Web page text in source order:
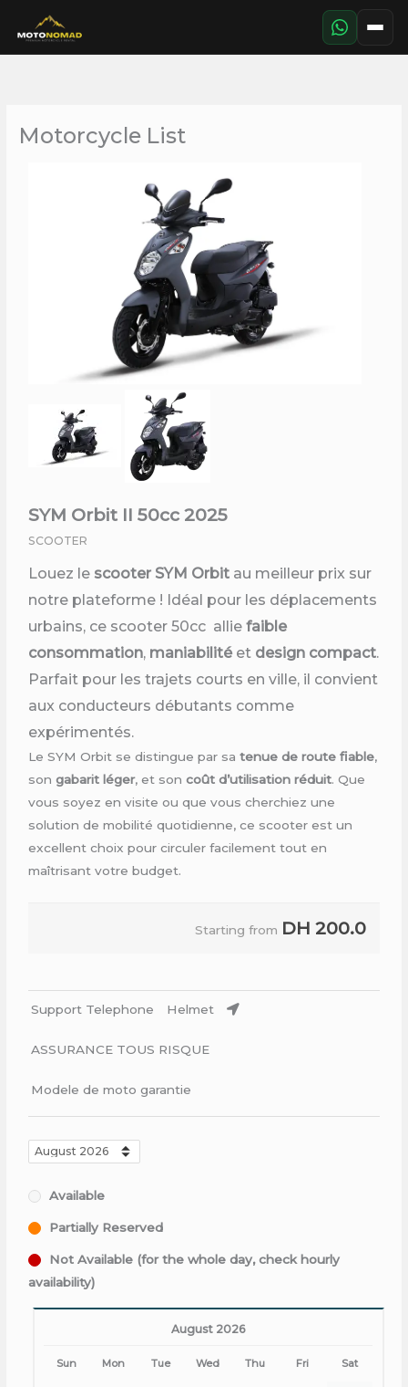
contenu
Motorcycle List
SYM Orbit II 50cc 2025
SCOOTER
Louez le scooter SYM Orbit au meilleur prix sur
notre plateforme ! Idéal pour les déplacements
urbains, ce scooter 50cc alliefaible
consommation, maniabilitéet design compact.
Parfait pour les trajets courts en ville, il convient
aux conducteurs débutants comme
expérimentés.
Le SYM Orbit se distingue par satenue de route fiable,
songabarit léger, et soncoût d’utilisation réduit. Que
vous soyez en visite ou que vous cherchiez une
solution de mobilité quotidienne, ce scooter est un
excellent choix pour circuler facilement tout en
maîtrisant votre budget.
Starting from DH 200.0
Support Telephone Helmet
ASSURANCE TOUS RISQUE
Modele de moto garantie
Available
Partially Reserved
Not Available (for the whole day, check hourly
availability)
August 2026
Sun Mon Tue Wed Thu Fri Sat